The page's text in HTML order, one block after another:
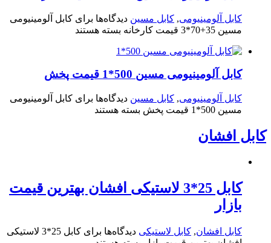
کابل آلومینیومی, کابل مسین دیدگاه‌ها برای کابل آلومینیومی
مسین 35+70*3 قیمت کارخانه
بسته هستند
کابل آلومینیومی مسین 500*1 قیمت پخش
کابل آلومینیومی, کابل مسین دیدگاه‌ها برای کابل آلومینیومی
مسین 500*1 قیمت پخش
بسته هستند
کابل افشان
کابل 25*3 لاستیکی افشان بهترین قیمت
بازار
کابل افشان, کابل لاستیکی دیدگاه‌ها
برای کابل 25*3 لاستیکی